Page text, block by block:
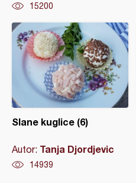
15200
Slane kuglice (6)
Autor: Tanja Djordjevic
14939